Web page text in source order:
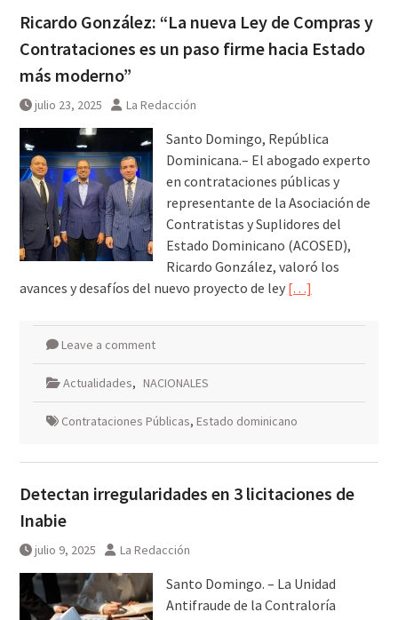
Ricardo González: “La nueva Ley de Compras y
Contrataciones es un paso firme hacia Estado
más moderno”
julio 23, 2025 La Redacción
Santo Domingo, República
Dominicana.– El abogado experto
en contrataciones públicas y
representante de la Asociación de
Contratistas y Suplidores del
Estado Dominicano (ACOSED),
Ricardo González, valoró los
avances y desafíos del nuevo proyecto de ley […]
Leave a comment
Actualidades, NACIONALES
Contrataciones Públicas, Estado dominicano
Detectan irregularidades en 3 licitaciones de
Inabie
julio 9, 2025 La Redacción
Santo Domingo. – La Unidad
Antifraude de la Contraloría